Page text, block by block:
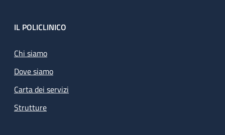
Footer
IL POLICLINICO
Chi siamo
Dove siamo
Carta dei servizi
Strutture